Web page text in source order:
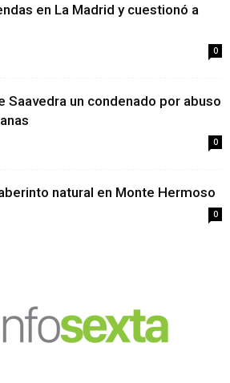
en La Madrid y cuestionó a
0
Saavedra un condenado por abuso
0
natural en Monte Hermoso
0